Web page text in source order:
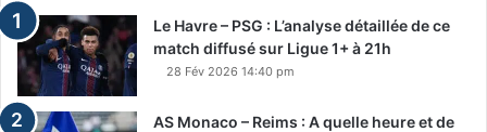
Le Havre – PSG : L’analyse détaillée de ce
match diffusé sur Ligue 1+ à 21h
28 Fév 2026 14:40 pm
AS Monaco – Reims : A quelle heure et de